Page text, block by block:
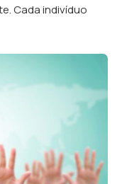
Cada indivíduo